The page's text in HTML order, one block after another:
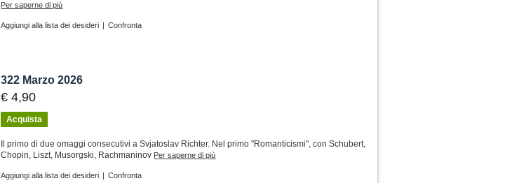
Per saperne di più
Aggiungi alla lista dei desideri | Confronta
322 Marzo 2026
€ 4,90
Acquista
Il primo di due omaggi consecutivi a Svjatoslav Richter. Nel primo "Romanticismi", con Schubert,
Chopin, Liszt, Musorgski, Rachmaninov Per saperne di più
Aggiungi alla lista dei desideri | Confronta